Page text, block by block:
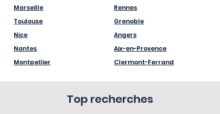
Marseille
Toulouse
Nice
Nantes
Montpellier
Rennes
Grenoble
Angers
Aix-en-Provence
Clermont-Ferrand
Top recherches